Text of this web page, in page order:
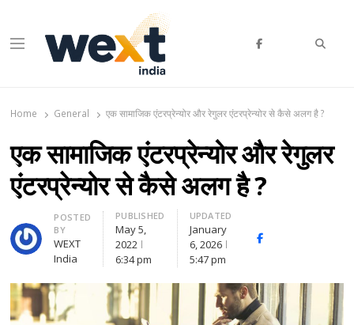
Menu
Home General एक सामाजिक एंटरप्रेन्योर और रेगुलर एंटरप्रेन्योर से कैसे अलग है ?
एक सामाजिक एंटरप्रेन्योर और रेगुलर
एंटरप्रेन्योर से कैसे अलग है ?
Author
POSTED
BY
WEXT
India
PUBLISHED
May 5,
2022
6:34 pm
UPDATED
January
6, 2026
5:47 pm
Facebook